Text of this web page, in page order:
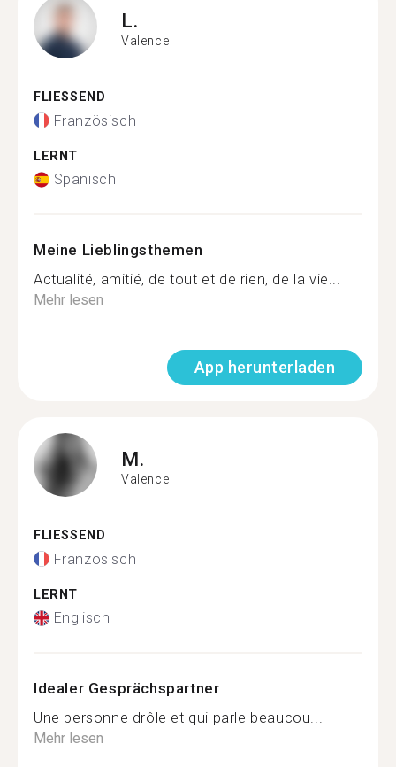
L.
Valence
FLIESSEND
Französisch
LERNT
Spanisch
Meine Lieblingsthemen
Actualité, amitié, de tout et de rien, de la vie...
Mehr lesen
App herunterladen
M.
Valence
FLIESSEND
Französisch
LERNT
Englisch
Idealer Gesprächspartner
Une personne drôle et qui parle beaucou...
Mehr lesen